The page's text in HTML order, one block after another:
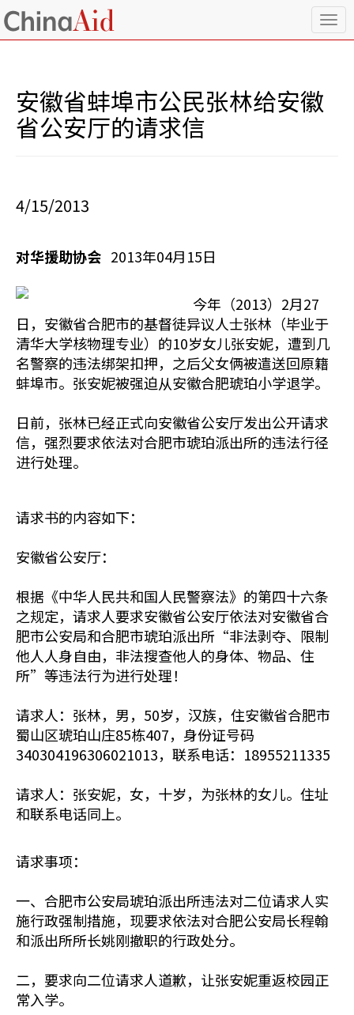
T
o
安徽省蚌埠市公民张林给安徽
省公安厅的请求信
4/15/2013
对华援助协会 2013年04月15日
今年（2013）2月27
日，安徽省合肥市的基督徒异议人士张林（毕业于
清华大学核物理专业）的10岁女儿张安妮，遭到几
名警察的违法绑架扣押，之后父女俩被遣送回原籍
蚌埠市。张安妮被强迫从安徽合肥琥珀小学退学。
日前，张林已经正式向安徽省公安厅发出公开请求
信，强烈要求依法对合肥市琥珀派出所的违法行径
进行处理。
请求书的内容如下：
安徽省公安厅：
根据《中华人民共和国人民警察法》的第四十六条
之规定，请求人要求安徽省公安厅依法对安徽省合
肥市公安局和合肥市琥珀派出所“非法剥夺、限制
他人人身自由，非法搜查他人的身体、物品、住
所”等违法行为进行处理！
请求人：张林，男，50岁，汉族，住安徽省合肥市
蜀山区琥珀山庄85栋407，身份证号码
340304196306021013，联系电话：18955211335
请求人：张安妮，女，十岁，为张林的女儿。住址
和联系电话同上。
请求事项：
一、合肥市公安局琥珀派出所违法对二位请求人实
施行政强制措施，现要求依法对合肥公安局长程翰
和派出所所长姚刚撤职的行政处分。
二，要求向二位请求人道歉，让张安妮重返校园正
常入学。